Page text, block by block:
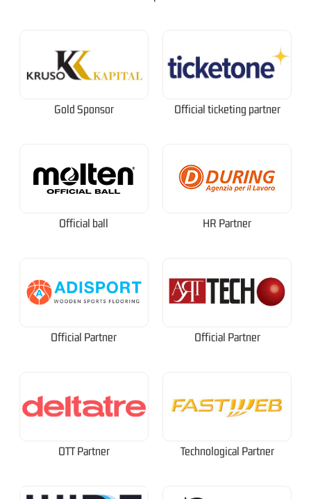
Gold Sponsor Official ticketing partner
Official ball HR Partner
Official Partner Official Partner
OTT Partner Technological Partner